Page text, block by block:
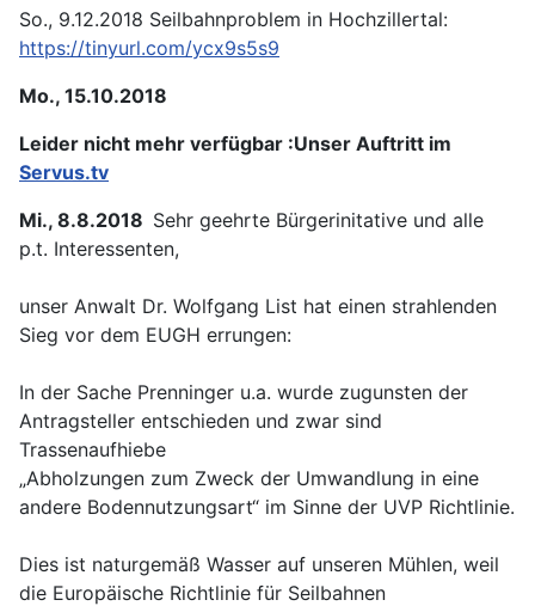
So., 9.12.2018 Seilbahnproblem in Hochzillertal:
https://tinyurl.com/ycx9s5s9
Mo., 15.10.2018
Leider nicht mehr verfügbar :Unser Auftritt im
Servus.tv
Mi., 8.8.2018 Sehr geehrte Bürgerinitative und alle
p.t. Interessenten,
unser Anwalt Dr. Wolfgang List hat einen strahlenden
Sieg vor dem EUGH errungen:
In der Sache Prenninger u.a. wurde zugunsten der
Antragsteller entschieden und zwar sind
Trassenaufhiebe
„Abholzungen zum Zweck der Umwandlung in eine
andere Bodennutzungsart“ im Sinne der UVP Richtlinie.
Dies ist naturgemäß Wasser auf unseren Mühlen, weil
die Europäische Richtlinie für Seilbahnen